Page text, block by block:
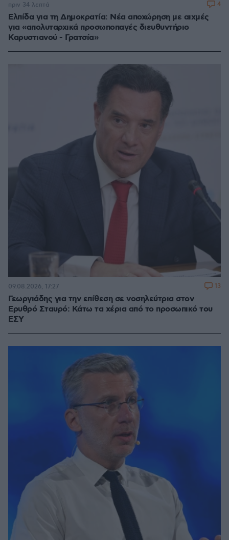
Ελπίδα για τη Δημοκρατία: Νέα αποχώρηση με αιχμές
για «απολυταρχικά προσωποπαγές διευθυντήριο
Καρυστιανού - Γρατσία»
πριν 34 λεπτά 4
Γεωργιάδης για την επίθεση σε νοσηλεύτρια στον
Ερυθρό Σταυρό: Κάτω τα χέρια από το προσωπικό του
ΕΣΥ
09.08.2026, 17:27 13